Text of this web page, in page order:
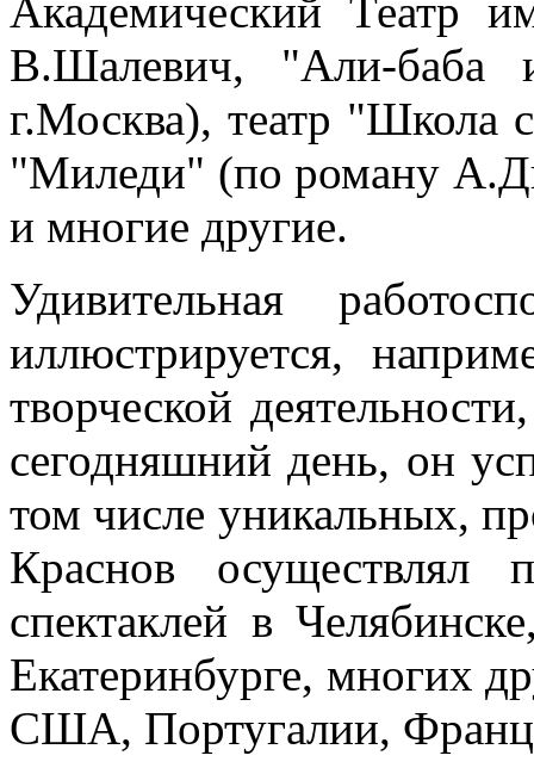
Академический Театр
В.Шалевич, "Али-баба
г.Москва), театр "Школа
"Миледи" (по роману
и многие другие.
Удивительная
иллюстрируется,
творческой
сегодняшний день, он
том числе уникальных,
Краснов
спектаклей в
Екатеринбурге, многих
США, Португалии,